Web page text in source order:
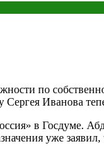
по
Иванова
в Госдуме.
уже